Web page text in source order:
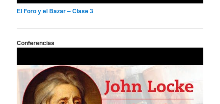
El Foro y el Bazar – Clase 3
Conferencias